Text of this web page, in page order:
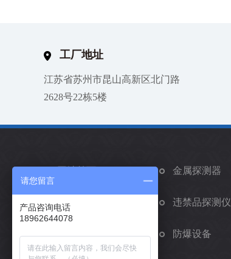
工厂地址
江苏省苏州市昆山高新区北门路
2628号22栋5楼
金属探测器
矫正手环 违禁品探测仪
车辆安检系统 防爆设备
请您留言
产品咨询电话
18962644078